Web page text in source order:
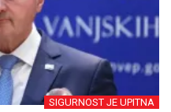
SIGURNOST JE UPITNA